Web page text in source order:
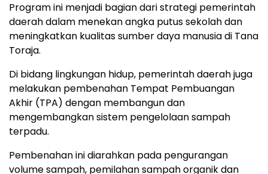
Program ini menjadi bagian dari strategi pemerintah
daerah dalam menekan angka putus sekolah dan
meningkatkan kualitas sumber daya manusia di Tana
Toraja.
Di bidang lingkungan hidup, pemerintah daerah juga
melakukan pembenahan Tempat Pembuangan
Akhir (TPA) dengan membangun dan
mengembangkan sistem pengelolaan sampah
terpadu.
Pembenahan ini diarahkan pada pengurangan
volume sampah, pemilahan sampah organik dan